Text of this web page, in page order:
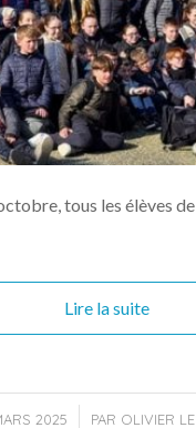
tous les élèves
Lire la suite
2025
/ PAR OLIVIER